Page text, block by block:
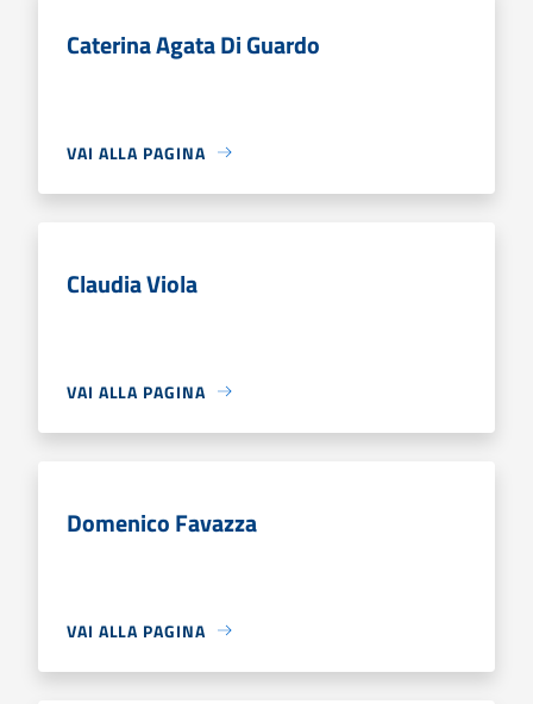
Caterina Agata Di Guardo
VAI ALLA PAGINA
Claudia Viola
VAI ALLA PAGINA
Domenico Favazza
VAI ALLA PAGINA